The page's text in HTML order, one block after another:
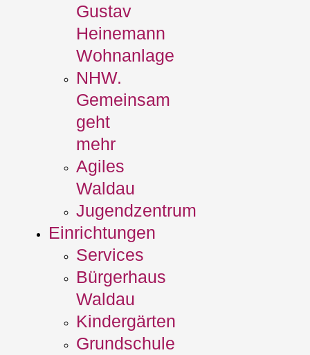
Gustav
Heinemann
Wohnanlage
NHW.
Gemeinsam
geht
mehr
Agiles
Waldau
Jugendzentrum
Einrichtungen
Services
Bürgerhaus
Waldau
Kindergärten
Grundschule